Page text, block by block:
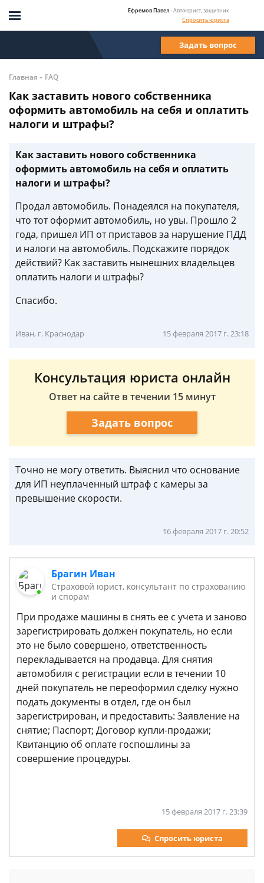
Ефремов Павел- Автоюрист, защитник
Спросить юриста
Задать вопрос
Главная - FAQ
Как заставить нового собственника
оформить автомобиль на себя и оплатить
налоги и штрафы?
Как заставить нового собственника
оформить автомобиль на себя и оплатить
налоги и штрафы?
Продал автомобиль. Понадеялся на покупателя,
что тот оформит автомобиль, но увы. Прошло 2
года, пришел ИП от приставов за нарушение ПДД
и налоги на автомобиль. Подскажите порядок
действий? Как заставить нынешних владельцев
оплатить налоги и штрафы?
Спасибо.
Иван, г. Краснодар 15 февраля 2017 г. 23:18
Консультация юриста онлайн
Ответ на сайте в течении 15 минут
Задать вопрос
Точно не могу ответить. Выяснил что основание
для ИП неуплаченный штраф с камеры за
превышение скорости.
16 февраля 2017 г. 20:52
Брагин Иван
Страховой юрист, консультант по страхованию
и спорам
При продаже машины в снять ее с учета и заново
зарегистрировать должен покупатель, но если
это не было совершено, ответственность
перекладывается на продавца. Для снятия
автомобиля с регистрации если в течении 10
дней покупатель не переоформил сделку нужно
подать документы в отдел, где он был
зарегистрирован, и предоставить: Заявление на
снятие; Паспорт; Договор купли-продажи;
Квитанцию об оплате госпошлины за
совершение процедуры.
15 февраля 2017 г. 23:39
Спросить юриста